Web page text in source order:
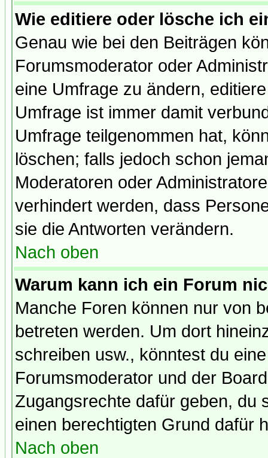
Wie editiere oder lösche ich
Genau wie bei den Beiträgen
Forumsmoderator oder
eine Umfrage zu ändern,
Umfrage ist immer damit
Umfrage teilgenommen hat,
löschen; falls jedoch schon
Moderatoren oder
verhindert werden, dass
sie die Antworten verändern.
Nach oben
Warum kann ich ein Forum
Manche Foren können nur von
betreten werden. Um dort
schreiben usw., könntest du
Forumsmoderator und der
Zugangsrechte dafür geben, du
einen berechtigten Grund dafür
Nach oben